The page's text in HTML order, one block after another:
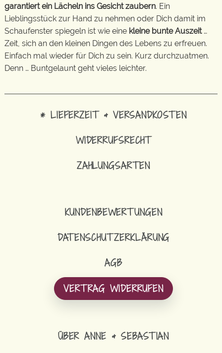
garantiert ein Lächeln ins Gesicht zaubern. Ein
Lieblingsstück zur Hand zu nehmen oder Dich damit im
Schaufenster spiegeln ist wie eine kleine bunte Auszeit…
Zeit, sich an den kleinen Dingen des Lebens zu erfreuen.
Einfach mal wieder für Dich zu sein. Kurz durchzuatmen.
Denn … Buntgelaunt geht vieles leichter.
* LIEFERZEIT & VERSANDKOSTEN
WIDERRUFSRECHT
ZAHLUNGSARTEN
KUNDENBEWERTUNGEN
DATENSCHUTZERKLÄRUNG
AGB
VERTRAG WIDERRUFEN
ÜBER ANNE & SEBASTIAN